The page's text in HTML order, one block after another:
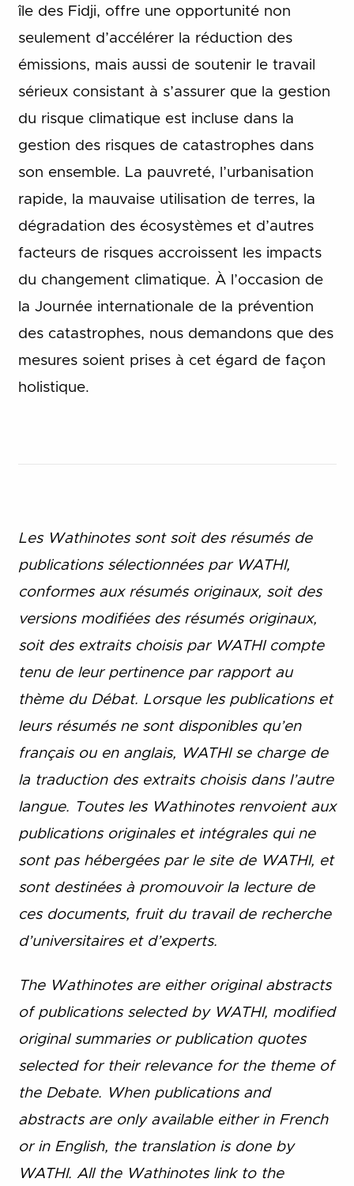
île des Fidji, offre une opportunité non
seulement d’accélérer la réduction des
émissions, mais aussi de soutenir le travail
sérieux consistant à s’assurer que la gestion
du risque climatique est incluse dans la
gestion des risques de catastrophes dans
son ensemble. La pauvreté, l’urbanisation
rapide, la mauvaise utilisation de terres, la
dégradation des écosystèmes et d’autres
facteurs de risques accroissent les impacts
du changement climatique. À l’occasion de
la Journée internationale de la prévention
des catastrophes, nous demandons que des
mesures soient prises à cet égard de façon
holistique.
Les Wathinotes sont soit des résumés de
publications sélectionnées par WATHI,
conformes aux résumés originaux, soit des
versions modifiées des résumés originaux,
soit des extraits choisis par WATHI compte
tenu de leur pertinence par rapport au
thème du Débat. Lorsque les publications et
leurs résumés ne sont disponibles qu’en
français ou en anglais, WATHI se charge de
la traduction des extraits choisis dans l’autre
langue. Toutes les Wathinotes renvoient aux
publications originales et intégrales qui ne
sont pas hébergées par le site de WATHI, et
sont destinées à promouvoir la lecture de
ces documents, fruit du travail de recherche
d’universitaires et d’experts.
The Wathinotes are either original abstracts
of publications selected by WATHI, modified
original summaries or publication quotes
selected for their relevance for the theme of
the Debate. When publications and
abstracts are only available either in French
or in English, the translation is done by
WATHI. All the Wathinotes link to the